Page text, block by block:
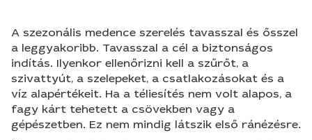
A szezonális medence szerelés tavasszal és ősszel
a leggyakoribb. Tavasszal a cél a biztonságos
indítás. Ilyenkor ellenőrizni kell a szűrőt, a
szivattyút, a szelepeket, a csatlakozásokat és a
víz alapértékeit. Ha a téliesítés nem volt alapos, a
fagy kárt tehetett a csövekben vagy a
gépészetben. Ez nem mindig látszik első ránézésre.